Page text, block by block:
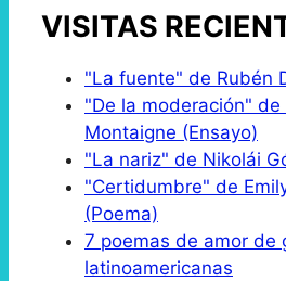
VISITAS
"La fuente" de Rubén
"De la moderación" de
Montaigne (Ensayo)
"La nariz" de Nikolái
"Certidumbre" de
(Poema)
7 poemas de amor de
latinoamericanas